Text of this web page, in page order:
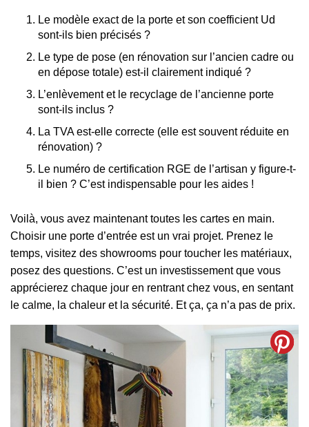
Le modèle exact de la porte et son coefficient Ud
sont-ils bien précisés ?
Le type de pose (en rénovation sur l’ancien cadre ou
en dépose totale) est-il clairement indiqué ?
L’enlèvement et le recyclage de l’ancienne porte
sont-ils inclus ?
La TVA est-elle correcte (elle est souvent réduite en
rénovation) ?
Le numéro de certification RGE de l’artisan y figure-t-
il bien ? C’est indispensable pour les aides !
Voilà, vous avez maintenant toutes les cartes en main.
Choisir une porte d’entrée est un vrai projet. Prenez le
temps, visitez des showrooms pour toucher les matériaux,
posez des questions. C’est un investissement que vous
apprécierez chaque jour en rentrant chez vous, en sentant
le calme, la chaleur et la sécurité. Et ça, ça n’a pas de prix.